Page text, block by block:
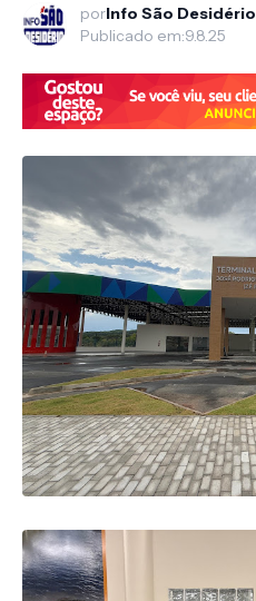
porInfo São Desidério
Publicado em:9.8.25